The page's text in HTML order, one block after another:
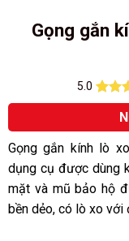
Gọng gắn
5.0
5.0
dựa
8
đánh
Gọng gắn kính lò
dụng cụ được dùng
mặt và mũ bảo hộ
bền dẻo, có lò xo